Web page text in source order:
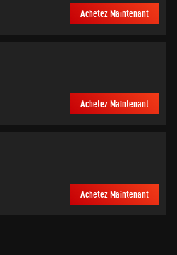
Achetez Maintenant
Achetez Maintenant
Achetez Maintenant